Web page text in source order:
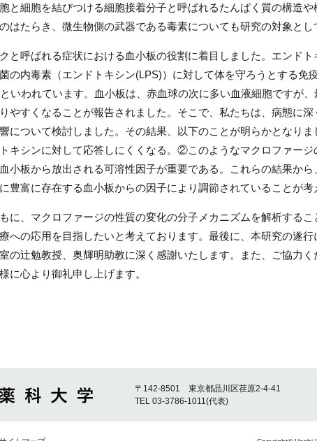
と細胞を結びつける細胞接着分子と呼ばれるたんぱく質の構造や
はたらき、微生物側の武器である毒素についても研究の対象とし
呼ばれる症状における血小板の役割に着目しました。エンドト
の内毒素（エンドトキシン(LPS)）に対して体を守ろうとする免
いわれています。血小板は、赤血球の次に多い血液細胞ですが
やすくなることが報告されました。そこで、私たちは、病態に
について検討しました。その結果、以下のことが明らかとなり
キシンに対して応答しにくくなる。②このようなマクロファージ
小板から放出される可溶性因子が重要である。これらの結果から
豊富に存在する血小板からの因子により調節されていることが考
、マクロファージの性質の変化の分子メカニズムを解析するこ
への応用を目指したいと考えております。最後に、本研究の遂行
の辻勉教授、奥輝明助教に深く感謝いたします。また、ご協力
に心より御礼申し上げます。
〒142-8501 東京都品川区荏原2-4-41
TEL 03-3786-1011(代表)